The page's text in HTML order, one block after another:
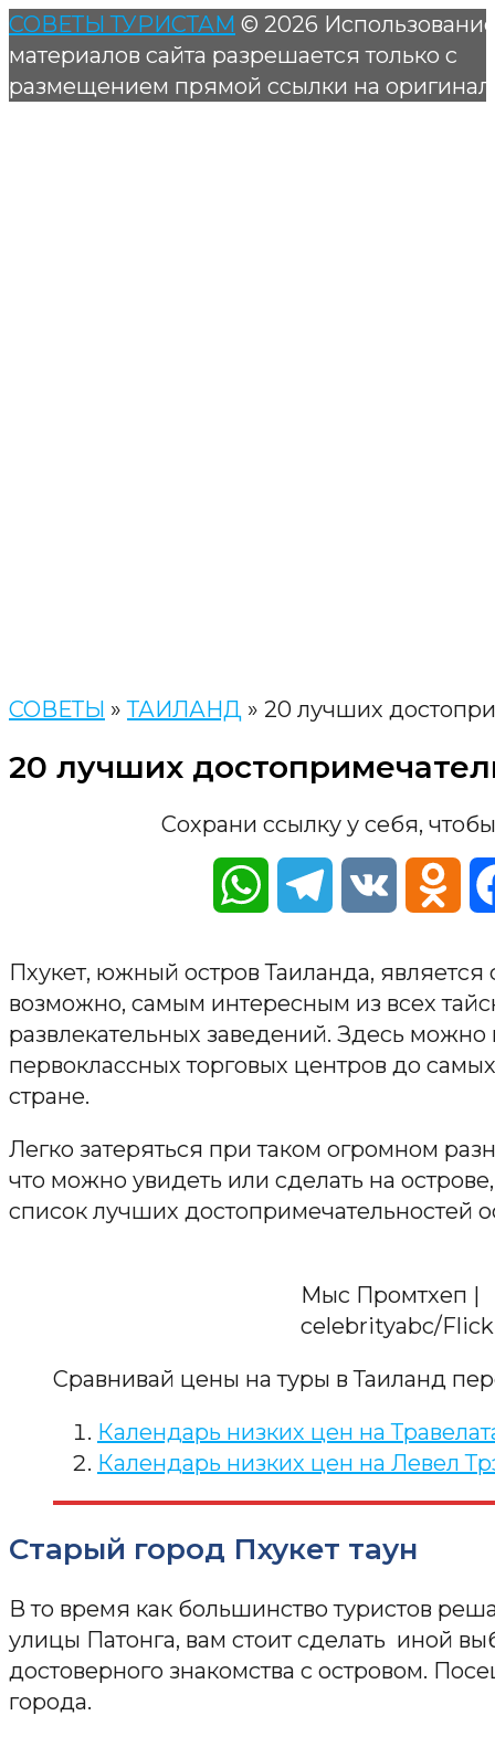
СОВЕТЫ »ТАИЛАНД » 20 лучших
20 лучших
Сохрани ссылку у себя,
WhatsAppTelegramVK
Пхукет, южный остров Таиланда,
возможно, самым интересным из всех
развлекательных заведений. Здесь можно
первоклассных торговых центров до
стране.
Легко затеряться при таком огромном
что можно увидеть или сделать на
список лучших достопримечательностей
Мыс Промтхеп |
celebrityabc/
Сравнивай цены на туры в Таиланд
Календарь низких цен на
Календарь низких цен на Левел
Старый город Пхукет таун
В то время как большинство туристов
улицы Патонга, вам стоит сделать иной
достоверного знакомства с островом.
города.
СОВЕТЫ ТУРИСТАМ © 2026
материалов сайта разрешается только с
размещением прямой ссылки на оригинал.